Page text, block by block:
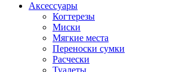
Аксессуары
Когтерезы
Миски
Мягкие места
Переноски сумки
Расчески
Туалеты